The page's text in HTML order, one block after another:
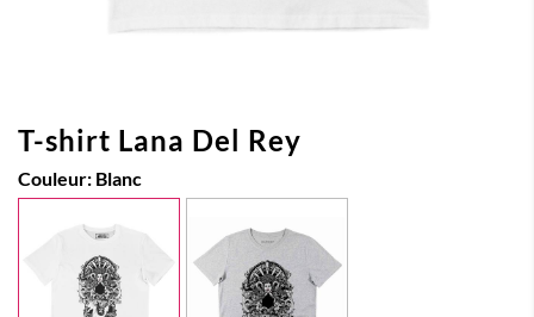
T-shirt Lana Del Rey
Couleur: Blanc